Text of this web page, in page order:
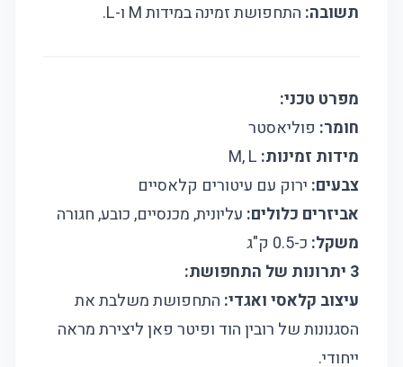
תשובה: התחפושת זמינה במידות M ו-L.
מפרט טכני:
חומר: פוליאסטר
מידות זמינות:
צבעים: ירוק עם עיטורים קלאסיים
אביזרים כלולים: עליונית, מכנסיים, כובע, חגורה
משקל: כ-0.5 ק"ג
3 יתרונות של התחפושת:
עיצוב קלאסי ואגדי: התחפושת משלבת את
הסגנונות של רובין הוד ופיטר פאן ליצירת מראה
ייחודי.